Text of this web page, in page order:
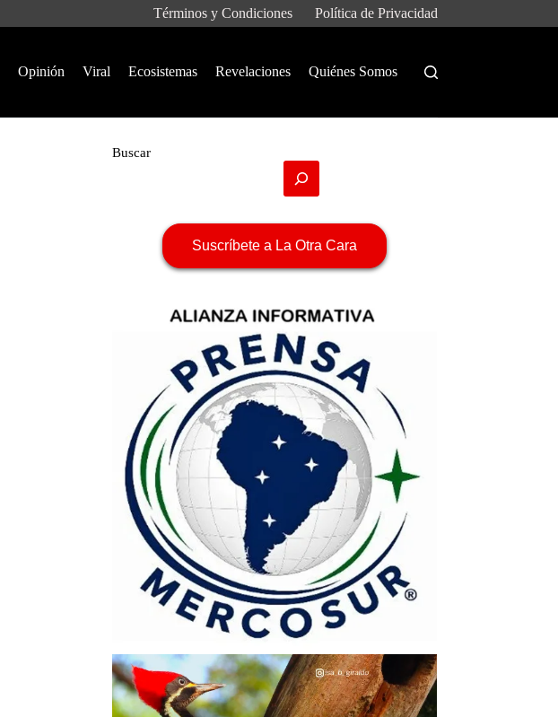
Términos y Condiciones Política de Privacidad
Opinión Viral Ecosistemas Revelaciones Quiénes Somos
Buscar
Suscríbete a La Otra Cara